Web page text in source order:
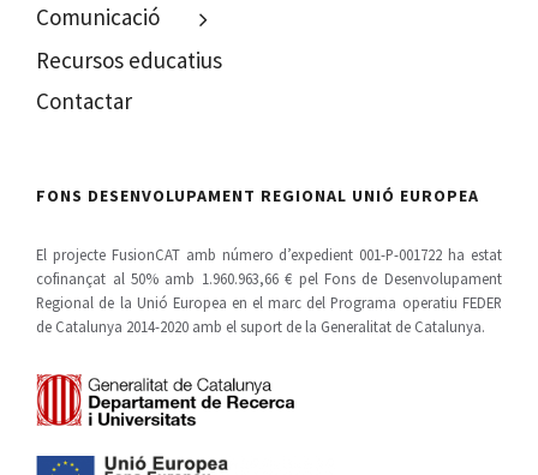
Comunicació
Recursos educatius
Contactar
FONS DESENVOLUPAMENT REGIONAL UNIÓ EUROPEA
El projecte FusionCAT amb número d’expedient 001-P-001722 ha estat
cofinançat al 50% amb 1.960.963,66 € pel Fons de Desenvolupament
Regional de la Unió Europea en el marc del Programa operatiu FEDER
de Catalunya 2014-2020 amb el suport de la Generalitat de Catalunya.